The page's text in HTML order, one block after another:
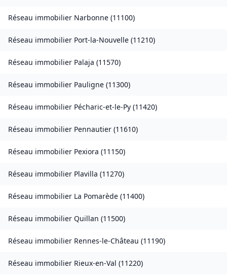
Réseau immobilier Narbonne (11100)
Réseau immobilier Port-la-Nouvelle (11210)
Réseau immobilier Palaja (11570)
Réseau immobilier Pauligne (11300)
Réseau immobilier Pécharic-et-le-Py (11420)
Réseau immobilier Pennautier (11610)
Réseau immobilier Pexiora (11150)
Réseau immobilier Plavilla (11270)
Réseau immobilier La Pomarède (11400)
Réseau immobilier Quillan (11500)
Réseau immobilier Rennes-le-Château (11190)
Réseau immobilier Rieux-en-Val (11220)